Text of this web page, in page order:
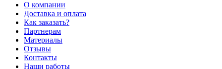
О компании
Доставка и оплата
Как заказать?
Партнерам
Материалы
Отзывы
Контакты
Наши работы